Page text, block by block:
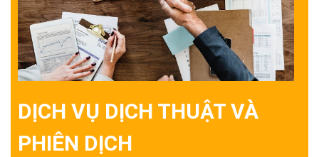
DỊCH VỤ DỊCH THUẬT VÀ
PHIÊN DỊCH